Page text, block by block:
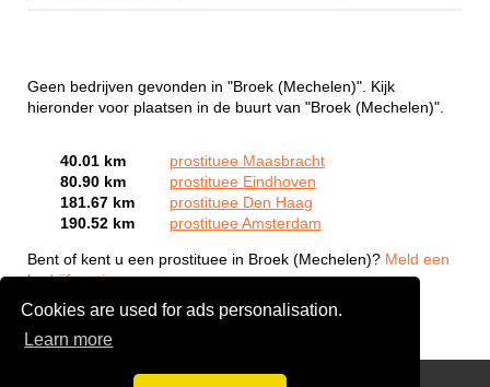
Cookies are used for ads personalisation.
Learn more
Geen bedrijven gevonden in "Broek (Mechelen)". Kijk
hieronder voor plaatsen in de buurt van "Broek (Mechelen)".
40.01 km
prostituee Maasbracht
80.90 km
prostituee Eindhoven
181.67 km
prostituee Den Haag
190.52 km
prostituee Amsterdam
Bent of kent u een prostituee in Broek (Mechelen)? Meld een
bedrijf gratis aan